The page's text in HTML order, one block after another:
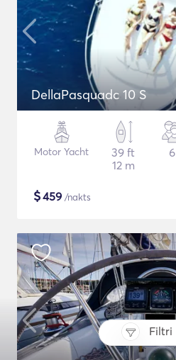
Filtri
DellaPasquadc 10 S
Motor Yacht
39 ft
12 m
6
$459 /nakts